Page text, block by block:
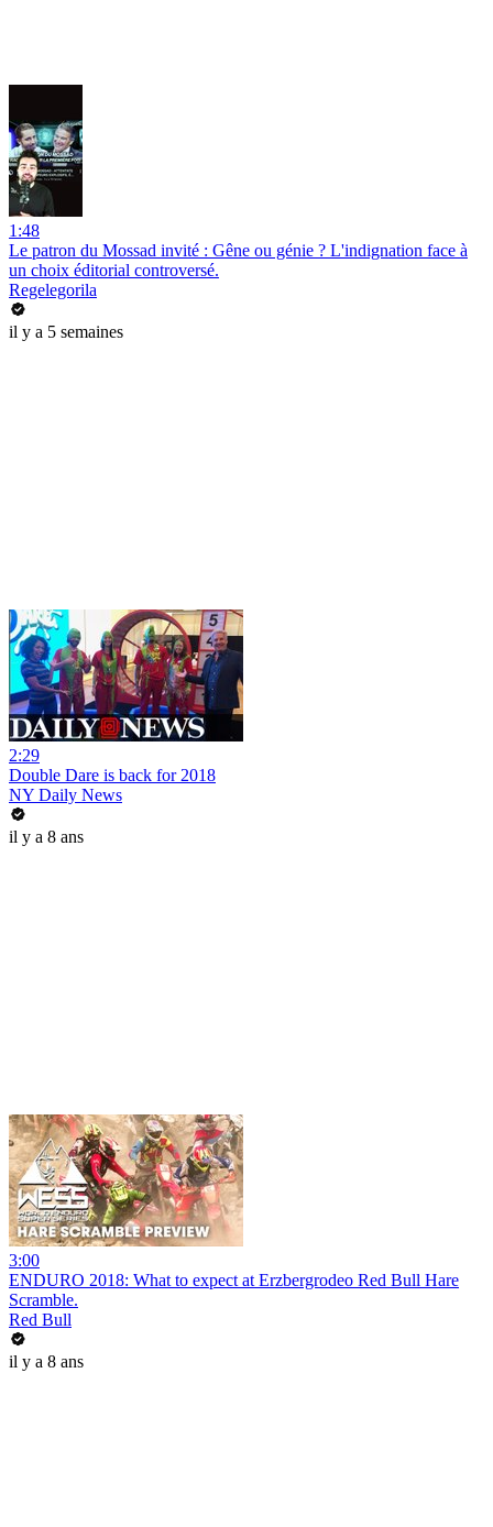
1:48
Le patron du Mossad invité : Gêne ou génie ? L'indignation face à
un choix éditorial controversé.
Regelegorila
il y a 5 semaines
2:29
Double Dare is back for 2018
NY Daily News
il y a 8 ans
3:00
ENDURO 2018: What to expect at Erzbergrodeo Red Bull Hare
Scramble.
Red Bull
il y a 8 ans